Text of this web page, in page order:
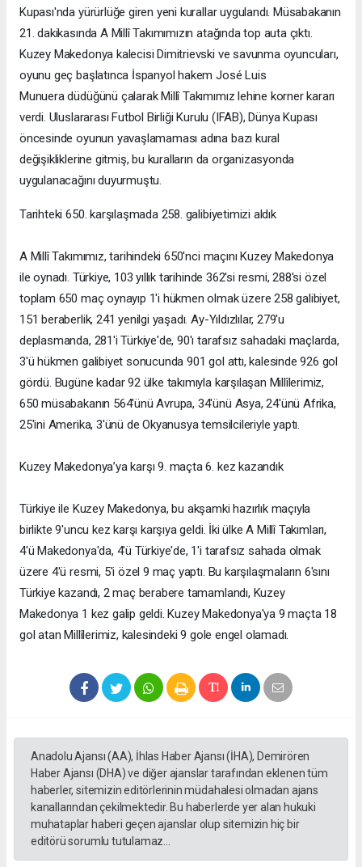
Kupası'nda yürürlüğe giren yeni kurallar uygulandı. Müsabakanın
21. dakikasında A Millî Takımımızın atağında top auta çıktı.
Kuzey Makedonya kalecisi Dimitrievski ve savunma oyuncuları,
oyunu geç başlatınca İspanyol hakem José Luis
Munuera düdüğünü çalarak Millî Takımımız lehine korner kararı
verdi. Uluslararası Futbol Birliği Kurulu (IFAB), Dünya Kupası
öncesinde oyunun yavaşlamaması adına bazı kural
değişikliklerine gitmiş, bu kuralların da organizasyonda
uygulanacağını duyurmuştu.
Tarihteki 650. karşılaşmada 258. galibiyetimizi aldık
A Millî Takımımız, tarihindeki 650'nci maçını Kuzey Makedonya
ile oynadı. Türkiye, 103 yıllık tarihinde 362'si resmi, 288'si özel
toplam 650 maç oynayıp 1'i hükmen olmak üzere 258 galibiyet,
151 beraberlik, 241 yenilgi yaşadı. Ay-Yıldızlılar, 279'u
deplasmanda, 281'i Türkiye'de, 90'ı tarafsız sahadaki maçlarda,
3'ü hükmen galibiyet sonucunda 901 gol attı, kalesinde 926 gol
gördü. Bugüne kadar 92 ülke takımıyla karşılaşan Millîlerimiz,
650 müsabakanın 564'ünü Avrupa, 34'ünü Asya, 24'ünü Afrika,
25'ini Amerika, 3'ünü de Okyanusya temsilcileriyle yaptı.
Kuzey Makedonya’ya karşı 9. maçta 6. kez kazandık
Türkiye ile Kuzey Makedonya, bu akşamki hazırlık maçıyla
birlikte 9'uncu kez karşı karşıya geldi. İki ülke A Millî Takımları,
4'ü Makedonya'da, 4'ü Türkiye'de, 1'i tarafsız sahada olmak
üzere 4'ü resmi, 5'i özel 9 maç yaptı. Bu karşılaşmaların 6'sını
Türkiye kazandı, 2 maç berabere tamamlandı, Kuzey
Makedonya 1 kez galip geldi. Kuzey Makedonya'ya 9 maçta 18
gol atan Millîlerimiz, kalesindeki 9 gole engel olamadı.
Anadolu Ajansı (AA), İhlas Haber Ajansı (İHA), Demirören
Haber Ajansı (DHA) ve diğer ajanslar tarafından eklenen tüm
haberler, sitemizin editörlerinin müdahalesi olmadan ajans
kanallarından çekilmektedir. Bu haberlerde yer alan hukuki
muhataplar haberi geçen ajanslar olup sitemizin hiç bir
editörü sorumlu tutulamaz...